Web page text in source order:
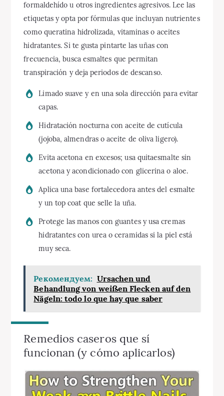
formaldehído u otros ingredientes agresivos. Lee las
etiquetas y opta por fórmulas que incluyan nutrientes
como queratina hidrolizada, vitaminas o aceites
hidratantes. Si te gusta pintarte las uñas con
frecuencia, busca esmaltes que permitan
transpiración y deja periodos de descanso.
Limado suave y en una sola dirección para evitar
capas.
Hidratación nocturna con aceite de cutícula
(jojoba, almendras o aceite de oliva ligero).
Evita acetona en excesos; usa quitaesmalte sin
acetona y acondicionado con glicerina o aloe.
Aplica una base fortalecedora antes del esmalte
y un top coat que selle la uña.
Protege las manos con guantes y usa cremas
hidratantes con urea o ceramidas si la piel está
muy seca.
Рекомендуем: Ursachen und
Behandlung von weißen Flecken auf den
Nägeln: todo lo que hay que saber
Remedios caseros que sí
funcionan (y cómo aplicarlos)